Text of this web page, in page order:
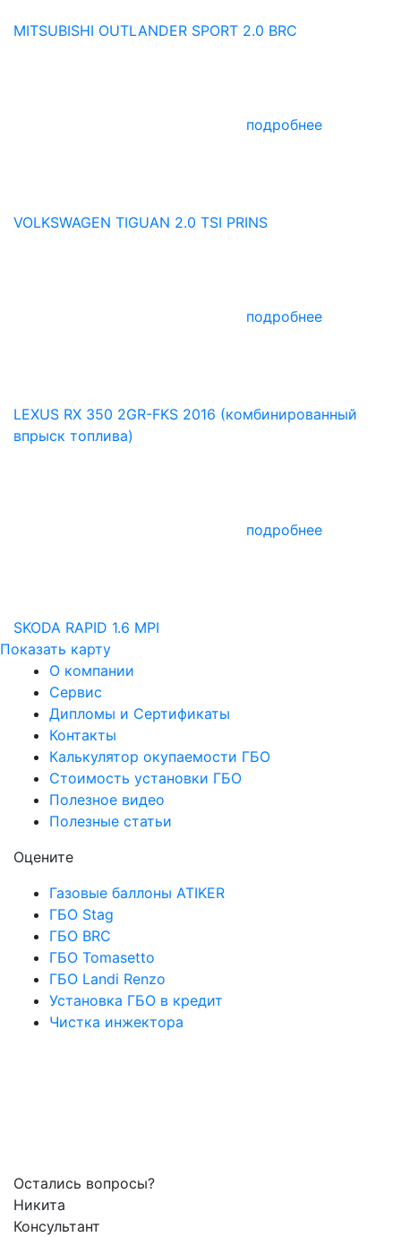
MITSUBISHI OUTLANDER SPORT 2.0 BRC
подробнее
VOLKSWAGEN TIGUAN 2.0 TSI PRINS
подробнее
LEXUS RX 350 2GR-FKS 2016 (комбинированный
впрыск топлива)
подробнее
SKODA RAPID 1.6 MPI
Показать карту
О компании
Сервис
Дипломы и Сертификаты
Контакты
Калькулятор окупаемости ГБО
Стоимость установки ГБО
Полезное видео
Полезные статьи
Оцените
Газовые баллоны ATIKER
ГБО Stag
ГБО BRC
ГБО Tomasetto
ГБО Landi Renzo
Установка ГБО в кредит
Чистка инжектора
Остались вопросы?
Никита
Консультант